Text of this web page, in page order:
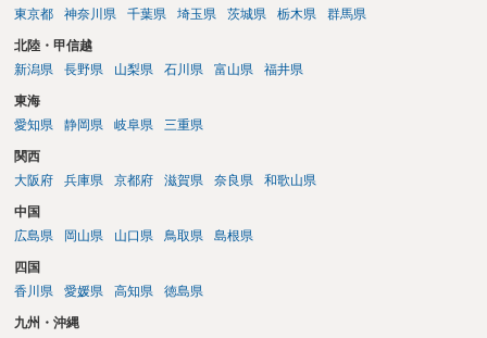
東京都
神奈川県 千葉県 埼玉県 茨城県 栃木県 群馬県
北陸・甲信越
新潟県
長野県 山梨県 石川県 富山県 福井県
東海
愛知県
静岡県 岐阜県 三重県
関西
大阪府
兵庫県 京都府 滋賀県 奈良県 和歌山県
中国
広島県
岡山県 山口県 鳥取県 島根県
四国
香川県
愛媛県 高知県 徳島県
九州・沖縄